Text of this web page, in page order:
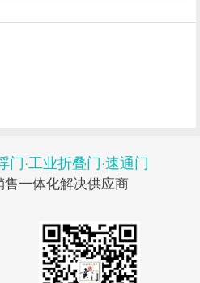
门·工业折叠门·速通门
一体化解决供应商